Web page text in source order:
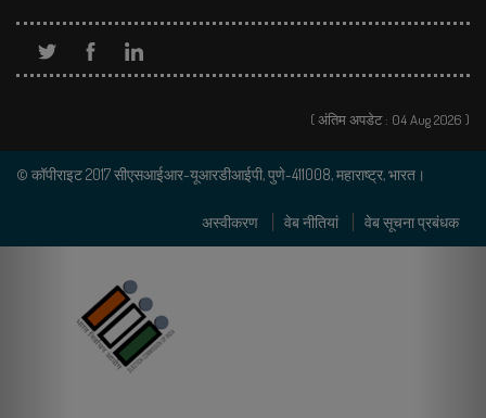
( अंतिम अपडेट : 04 Aug 2026 )
© कॉपीराइट 2017 सीएसआईआर-यूआरडीआईपी, पुणे-411008, महाराष्ट्र, भारत।
अस्वीकरण वेब नीतियां वेब सूचना प्रबंधक